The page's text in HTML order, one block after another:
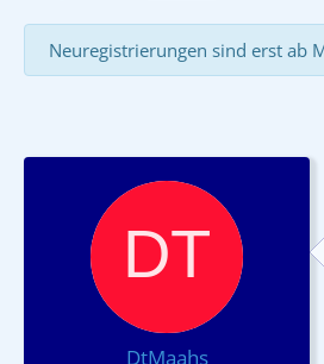
Neuregistrierungen sind erst ab
DtMaahs